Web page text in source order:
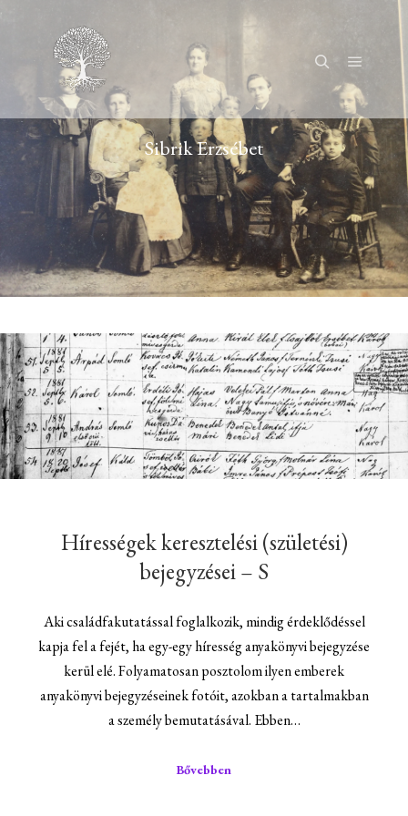
KeresésFőmenü
Sibrik Erzsébet
Hírességek keresztelési (születési)
bejegyzései – S
Aki családfakutatással foglalkozik, mindig érdeklődéssel
kapja fel a fejét, ha egy-egy híresség anyakönyvi bejegyzése
kerül elé. Folyamatosan posztolom ilyen emberek
anyakönyvi bejegyzéseinek fotóit, azokban a tartalmakban
a személy bemutatásával. Ebben…
Bővebben